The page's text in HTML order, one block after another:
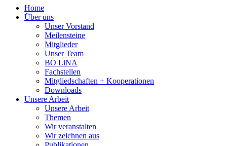
Home
Über uns
Unser Vorstand
Meilensteine
Mitglieder
Unser Team
BO LiNA
Fachstellen
Mitgliedschaften + Kooperationen
Downloads
Unsere Arbeit
Unsere Arbeit
Themen
Wir veranstalten
Wir zeichnen aus